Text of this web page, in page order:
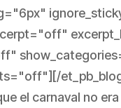
el carnaval no era